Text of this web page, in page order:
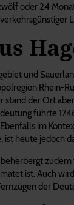
oder 24
und
Rhein-
der Ort
führte
im
heute
ist. Auch
der